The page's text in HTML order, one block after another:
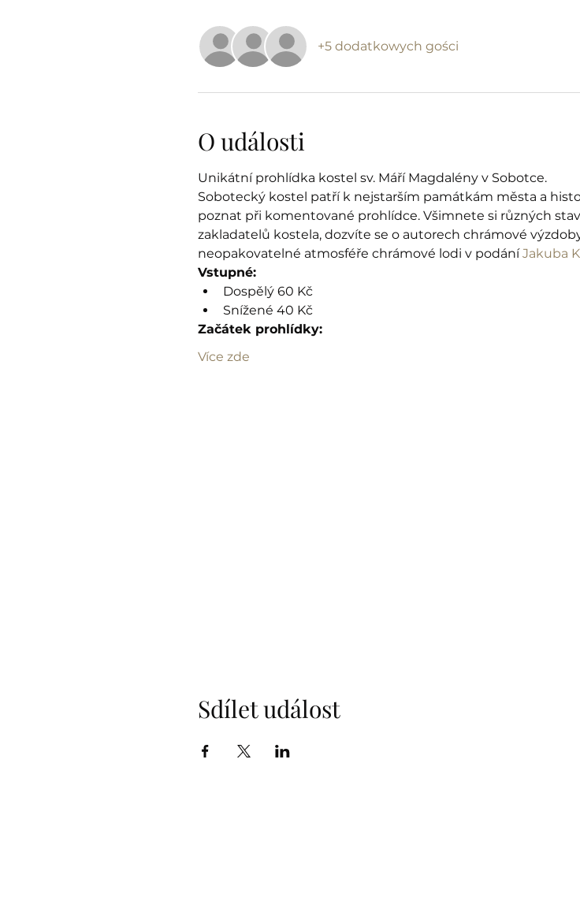
+5 dodatkowych gości
O události
Unikátní prohlídka kostel sv. Máří Magdalény v Sobotce.
Sobotecký kostel patří k nejstarším památkám města a
poznat při komentované prohlídce. Všimnete si různých
zakladatelů kostela, dozvíte se o autorech chrámové
neopakovatelné atmosféře chrámové lodi v podání Jakuba
Vstupné:
Dospělý 60 Kč
Snížené 40 Kč
Začátek prohlídky:
Více zde
Sdílet událost